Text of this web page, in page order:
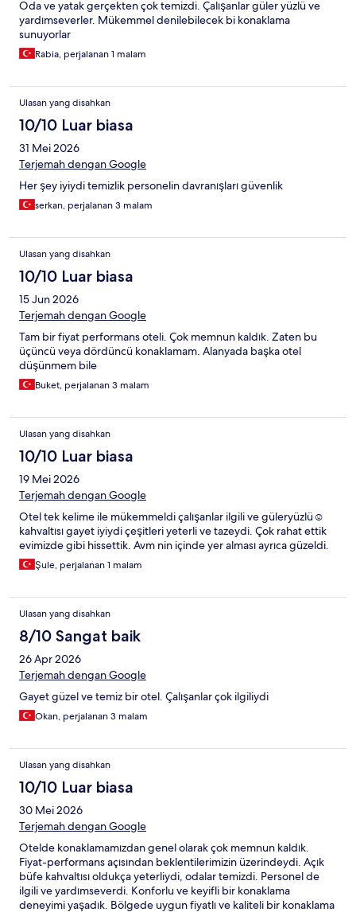
Oda ve yatak gerçekten çok temizdi. Çalışanlar güler yüzlü ve
yardımseverler. Mükemmel denilebilecek bi konaklama
sunuyorlar
Rabia, perjalanan 1 malam
Ulasan yang disahkan
10/10 Luar biasa
31 Mei 2026
Terjemah dengan Google
Her şey iyiydi temizlik personelin davranışları güvenlik
serkan, perjalanan 3 malam
Ulasan yang disahkan
10/10 Luar biasa
15 Jun 2026
Terjemah dengan Google
Tam bir fiyat performans oteli. Çok memnun kaldık. Zaten bu
üçüncü veya dördüncü konaklamam. Alanyada başka otel
düşünmem bile
Buket, perjalanan 3 malam
Ulasan yang disahkan
10/10 Luar biasa
19 Mei 2026
Terjemah dengan Google
Otel tek kelime ile mükemmeldi çalışanlar ilgili ve güleryüzlü☺️
kahvaltısı gayet iyiydi çeşitleri yeterli ve tazeydi. Çok rahat ettik
evimizde gibi hissettik. Avm nin içinde yer alması ayrıca güzeldi.
Şule, perjalanan 1 malam
Ulasan yang disahkan
8/10 Sangat baik
26 Apr 2026
Terjemah dengan Google
Gayet güzel ve temiz bir otel. Çalışanlar çok ilgiliydi
Okan, perjalanan 3 malam
Ulasan yang disahkan
10/10 Luar biasa
30 Mei 2026
Terjemah dengan Google
Otelde konaklamamızdan genel olarak çok memnun kaldık.
Fiyat-performans açısından beklentilerimizin üzerindeydi. Açık
büfe kahvaltısı oldukça yeterliydi, odalar temizdi. Personel de
ilgili ve yardımseverdi. Konforlu ve keyifli bir konaklama
deneyimi yaşadık. Bölgede uygun fiyatlı ve kaliteli bir konaklama